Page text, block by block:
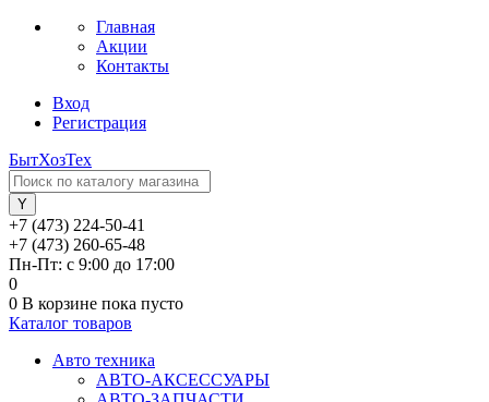
Главная
Акции
Контакты
Вход
Регистрация
БытХозТех
+7 (473) 224-50-41
+7 (473) 260-65-48
Пн-Пт: с 9:00 до 17:00
0
0 В корзине пока пусто
Каталог товаров
Авто техника
АВТО-АКСЕССУАРЫ